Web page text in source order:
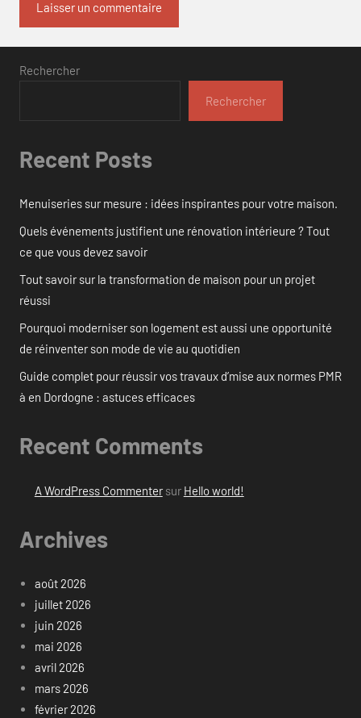
Rechercher
Rechercher
Recent Posts
Menuiseries sur mesure : idées inspirantes pour votre maison.
Quels événements justifient une rénovation intérieure ? Tout
ce que vous devez savoir
Tout savoir sur la transformation de maison pour un projet
réussi
Pourquoi moderniser son logement est aussi une opportunité
de réinventer son mode de vie au quotidien
Guide complet pour réussir vos travaux d’mise aux normes PMR
à en Dordogne : astuces efficaces
Recent Comments
A WordPress Commentersur Hello world!
Archives
août 2026
juillet 2026
juin 2026
mai 2026
avril 2026
mars 2026
février 2026